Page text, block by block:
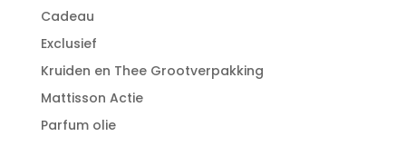
Cadeau
Exclusief
Kruiden en Thee Grootverpakking
Mattisson Actie
Parfum olie